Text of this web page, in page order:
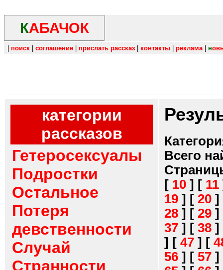
КАБАЧОК
поиск соглашение прислать рассказ контакты реклама| н
категории
рассказов
Гетеросексуалы
Подростки
Остальное
Потеря
девственности
Случай
Странности
Всего
[ 10 ] [ 11
19 ] [ 20 ]
28 ] [ 29 ]
37 ] [ 38 ]
] [ 47 ] [
56 ] [ 57 ]